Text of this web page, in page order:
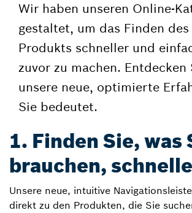
Wir haben unseren Online-
gestaltet, um das Finden
Produkts schneller und
zuvor zu machen. Entdecken
unsere neue, optimierte
Sie bedeutet.
1. Finden Sie, was
brauchen,
Unsere neue, intuitive
direkt zu den Produkten, die Sie